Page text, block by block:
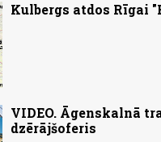
Kulbergs atdos Rīgai
VIDEO. Āgenskalnā
dzērājšoferis